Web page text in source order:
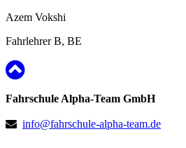
Azem Vokshi
Fahrlehrer B, BE
Fahrschule Alpha-Team GmbH
info@fahrschule-alpha-team.de